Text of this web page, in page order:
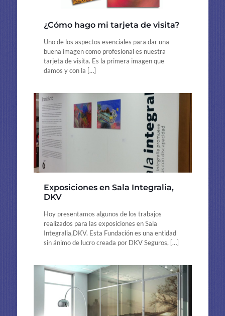
¿Cómo hago mi tarjeta de visita?
Uno de los aspectos esenciales para dar una
buena imagen como profesional es nuestra
tarjeta de visita. Es la primera imagen que
damos y con la […]
Exposiciones en Sala Integralia,
DKV
Hoy presentamos algunos de los trabajos
realizados para las exposiciones en Sala
Integralia,DKV. Esta Fundación es una entidad
sin ánimo de lucro creada por DKV Seguros, […]